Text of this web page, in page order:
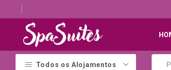
Todos os Alojamentos